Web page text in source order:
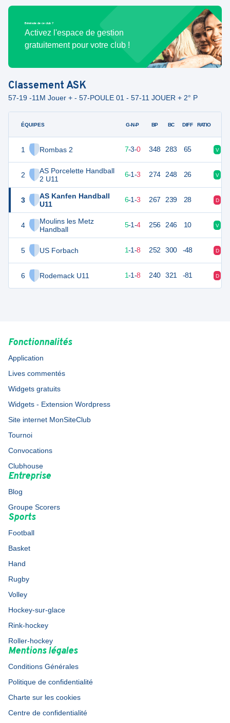
Bénévole de ce club ?
Activez l'espace de gestion
gratuitement pour votre club !
ClassementASK
57-19 -11M Jouer + - 57-POULE 01 - 57-11 JOUER + 2° P
ÉQUIPES
1 Rombas 2
2
AS Porcelette Handball
2 U11
3
AS Kanfen Handball
U11
4
Moulins les Metz
Handball
5 US Forbach
6 Rodemack U11
G-N-P BP BC DIFF RATIO
7-3-0 348 283 65 V
31 10 6-1-3 274 248 26 V
31 10 6-1-3 267 239 28 D
26 5-1-4 256 246 10 V
1-1-8 252 300 -48 D
1-1-8 240 321 -81 D
Fonctionnalités
Application
Lives commentés
Widgets gratuits
Widgets - Extension Wordpress
Site internet MonSiteClub
Tournoi
Convocations
Clubhouse
Entreprise
Blog
Groupe Scorers
Sports
Football
Basket
Hand
Rugby
Volley
Hockey-sur-glace
Rink-hockey
Roller-hockey
Mentions légales
Conditions Générales
Politique de confidentialité
Charte sur les cookies
Centre de confidentialité